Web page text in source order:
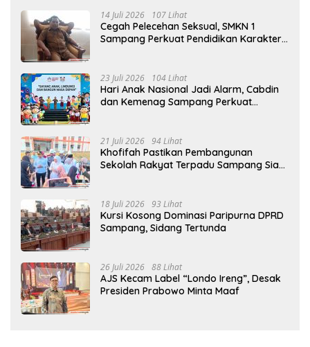
14 Juli 2026 107 Lihat
Cegah Pelecehan Seksual, SMKN 1
Sampang Perkuat Pendidikan Karakter
23 Juli 2026 104 Lihat
Hari Anak Nasional Jadi Alarm, Cabdin
dan Kemenag Sampang Perkuat
21 Juli 2026 94 Lihat
Khofifah Pastikan Pembangunan
Sekolah Rakyat Terpadu Sampang Siap
18 Juli 2026 93 Lihat
Kursi Kosong Dominasi Paripurna DPRD
Sampang, Sidang Tertunda
26 Juli 2026 88 Lihat
AJS Kecam Label “Londo Ireng”, Desak
Presiden Prabowo Minta Maaf